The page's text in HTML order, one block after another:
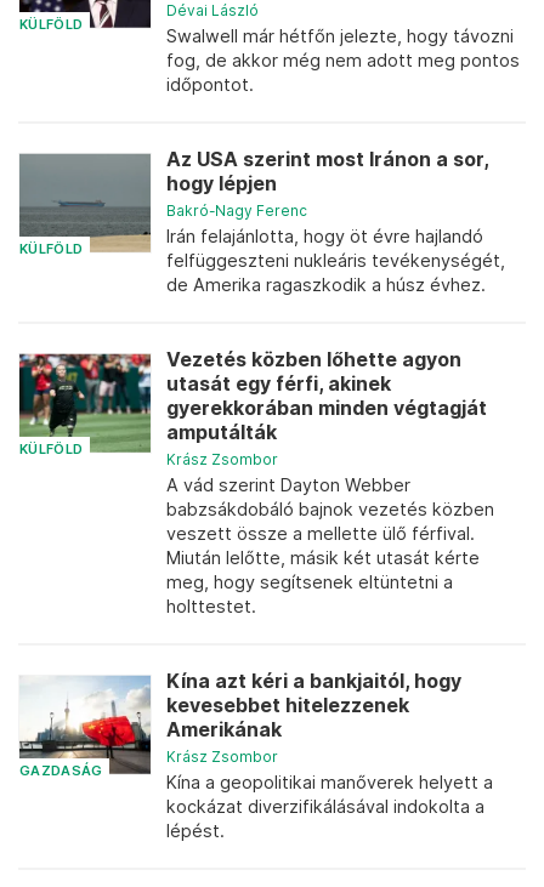
KÜLFÖLD
Dévai László
Swalwell már hétfőn jelezte, hogy távozni
fog, de akkor még nem adott meg pontos
időpontot.
KÜLFÖLD
Az USA szerint most Iránon a sor,
hogy lépjen
Bakró-Nagy Ferenc
Irán felajánlotta, hogy öt évre hajlandó
felfüggeszteni nukleáris tevékenységét,
de Amerika ragaszkodik a húsz évhez.
KÜLFÖLD
Vezetés közben lőhette agyon
utasát egy férfi, akinek
gyerekkorában minden végtagját
amputálták
Krász Zsombor
A vád szerint Dayton Webber
babzsákdobáló bajnok vezetés közben
veszett össze a mellette ülő férfival.
Miután lelőtte, másik két utasát kérte
meg, hogy segítsenek eltüntetni a
holttestet.
GAZDASÁG
Kína azt kéri a bankjaitól, hogy
kevesebbet hitelezzenek
Amerikának
Krász Zsombor
Kína a geopolitikai manőverek helyett a
kockázat diverzifikálásával indokolta a
lépést.